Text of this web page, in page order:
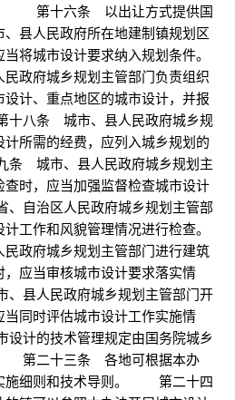
。 第十六条 以出让方式提供国
县人民政府所在地建制镇规划区
将城市设计要求纳入规划条件。
府城乡规划主管部门负责组织
计、重点地区的城市设计，并报
八条 城市、县人民政府城乡规
所需的经费，应列入城乡规划的
城市、县人民政府城乡规划主
时，应当加强监督检查城市设计
自治区人民政府城乡规划主管部
工作和风貌管理情况进行检查。
府城乡规划主管部门进行建筑
应当审核城市设计要求落实情
人民政府城乡规划主管部门开
同时评估城市设计工作实施情
的技术管理规定由国务院城乡
第二十三条 各地可根据本办
施细则和技术导则。 第二十四